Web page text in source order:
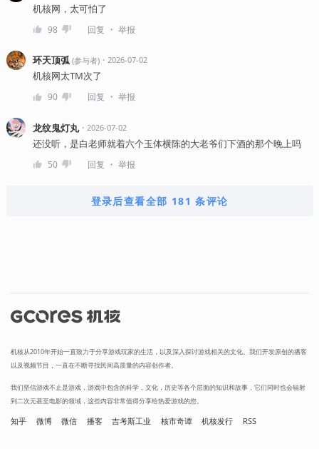
机核网，太可怕了
98 回复 ・ 举报
环天顶弧 (参与者)・ 2026-07-02
机核网太TM次了
90 回复 ・ 举报
龙纹鬼灯丸・ 2026-07-02
还没听，是白老师就着六个玉体横陈的大老爷们下酒的那个晚上吗
50 回复 ・ 举报
登录后查看全部 181 条评论
机核从2010年开始一直致力于分享游戏玩家的生活，以及深入探讨游戏相关的文化。我们开发原创的播客
以及视频节目，一直在不断寻找民间高质量的内容创作者。
我们坚信游戏不止是游戏，游戏中包含的科学，文化，历史等各个层面的知识和故事，它们同时也会辐射
到二次元甚至电影的领域，这些内容非常值得分享给热爱游戏的您。
知乎 微博 微信 播客 吉考斯工业 核市奇谭 机核发行 RSS